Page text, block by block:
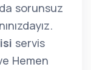
sorunsuz
servis
Hemen